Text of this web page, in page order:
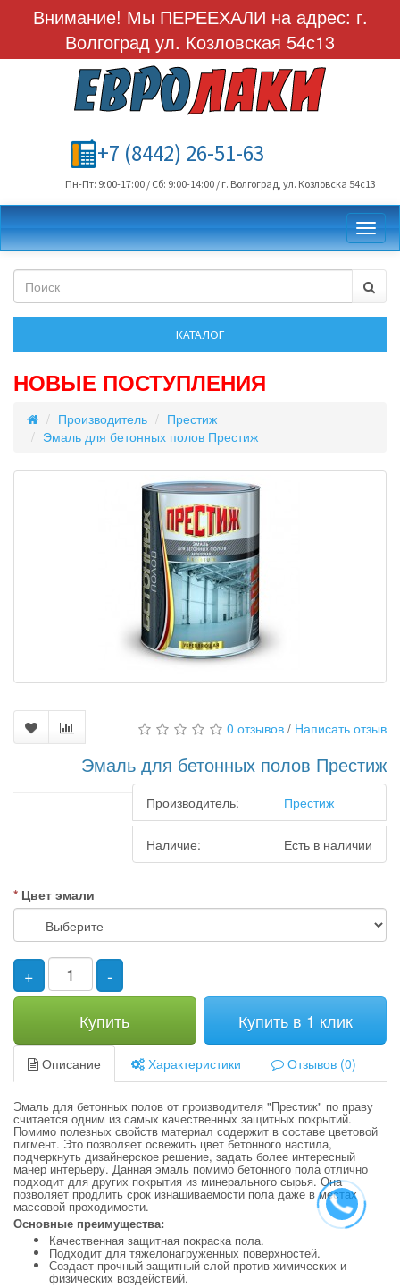
Внимание! Мы ПЕРЕЕХАЛИ на адрес: г.
Волгоград ул. Козловская 54с13
+7 (8442) 26-51-63
Пн-Пт: 9:00-17:00 / Сб: 9:00-14:00 / г. Волгоград, ул. Козловска 54с13
НОВЫЕ ПОСТУПЛЕНИЯ
Производитель
Престиж
Эмаль для бетонных полов Престиж
0 отзывов / Написать отзыв
Эмаль для бетонных полов Престиж
Производитель: Престиж
Наличие: Есть в наличии
Цвет эмали
+
-
Купить
Купить в 1 клик
Описание Характеристики Отзывов (0)
Эмаль для бетонных полов от производителя "Престиж" по праву
считается одним из самых качественных защитных покрытий.
Помимо полезных свойств материал содержит в составе цветовой
пигмент. Это позволяет освежить цвет бетонного настила,
подчеркнуть дизайнерское решение, задать более интересный
манер интерьеру. Данная эмаль помимо бетонного пола отлично
подходит для других покрытия из минерального сырья. Она
позволяет продлить срок изнашиваемости пола даже в местах
массовой проходимости.
Основные преимущества:
Качественная защитная покраска пола.
Подходит для тяжелонагруженных поверхностей.
Создает прочный защитный слой против химических и
физических воздействий.